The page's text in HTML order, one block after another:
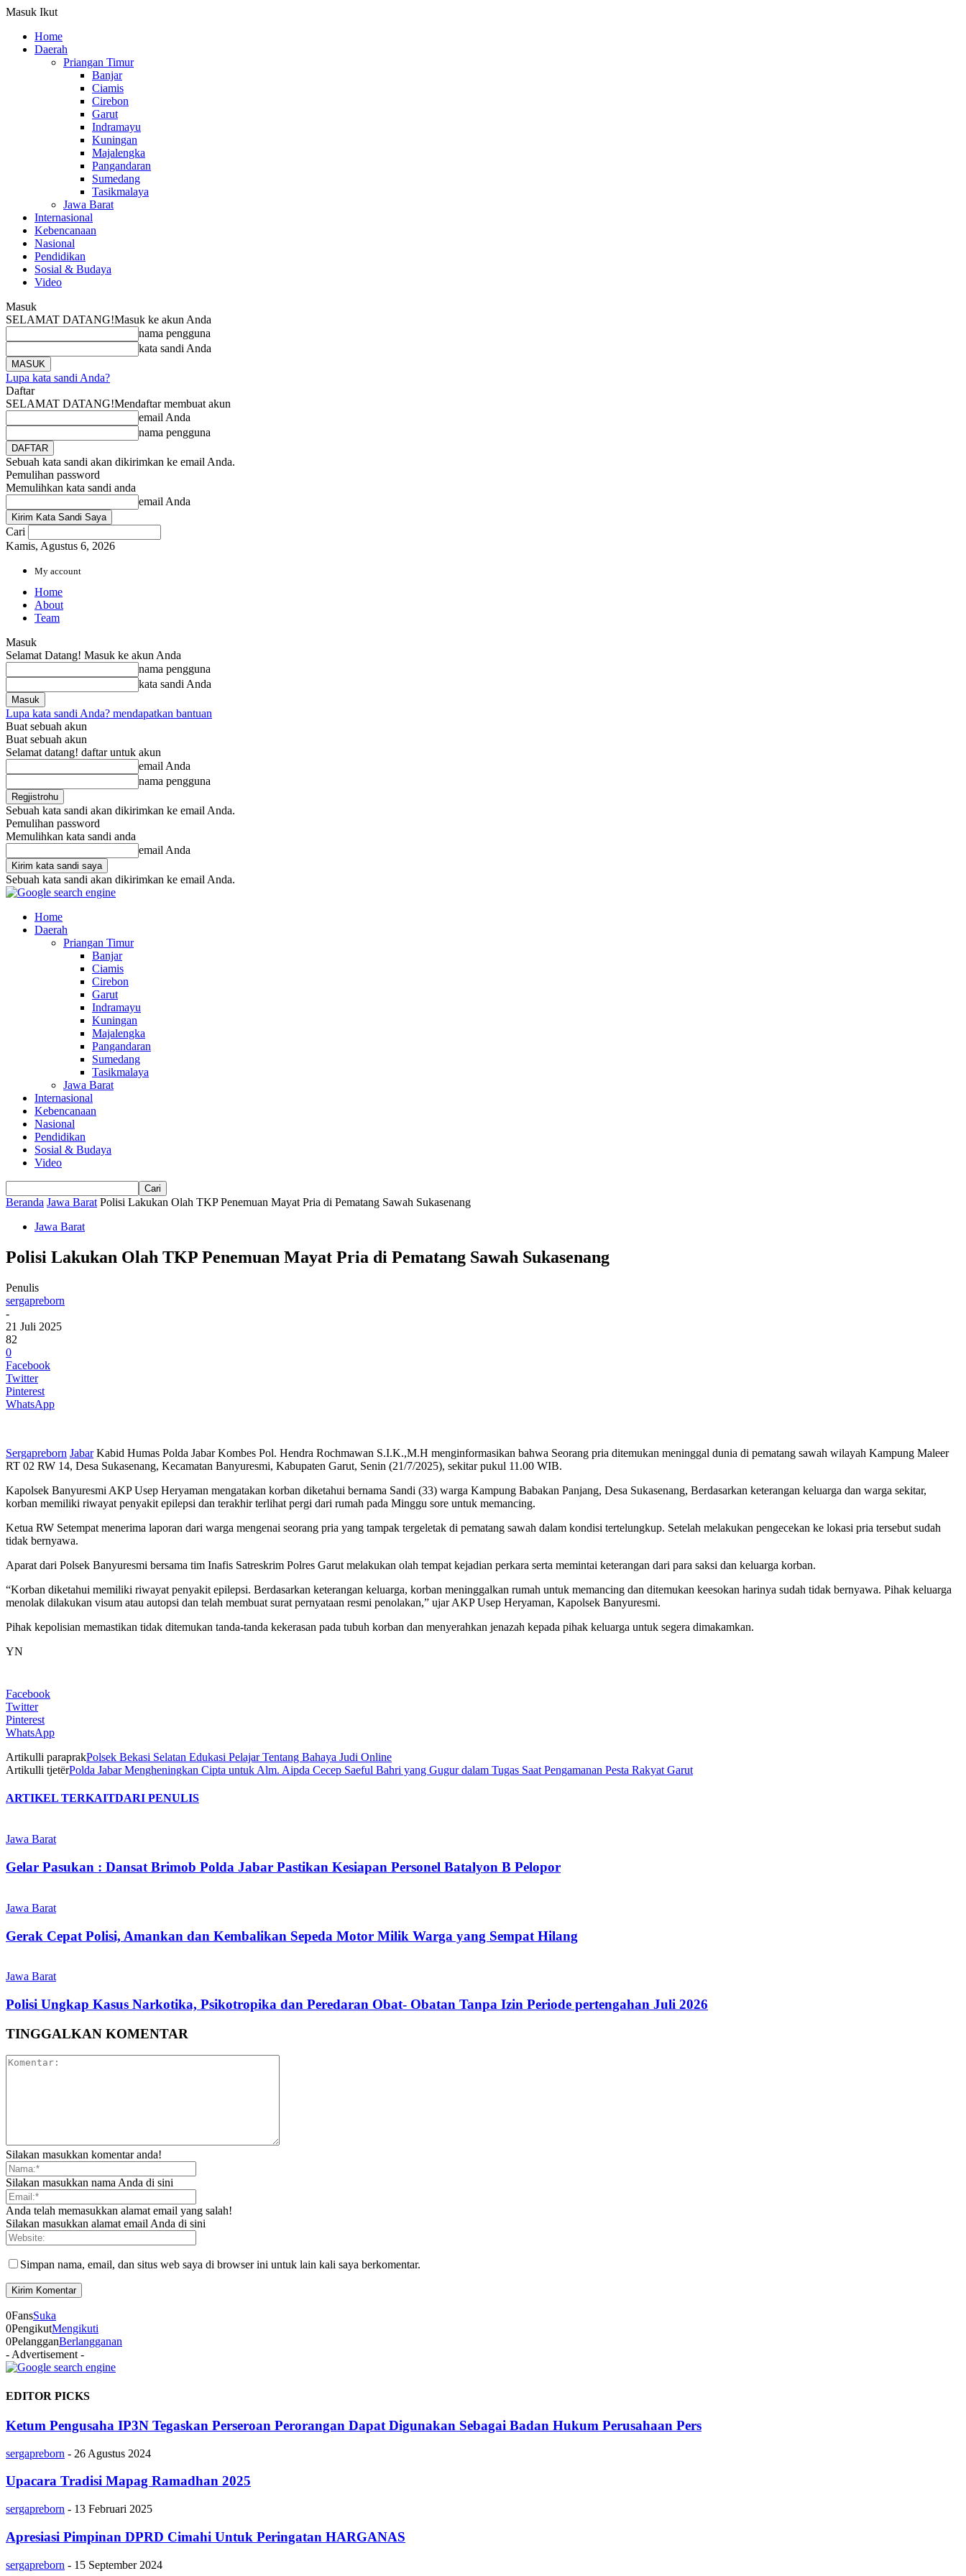
Masuk Ikut
Home
Daerah
Priangan Timur
Banjar
Ciamis
Cirebon
Garut
Indramayu
Kuningan
Majalengka
Pangandaran
Sumedang
Tasikmalaya
Jawa Barat
Internasional
Kebencanaan
Nasional
Pendidikan
Sosial & Budaya
Video
Masuk
SELAMAT DATANG!Masuk ke akun Anda
nama pengguna
kata sandi Anda
Lupa kata sandi Anda?
Daftar
SELAMAT DATANG!Mendaftar membuat akun
email Anda
nama pengguna
Sebuah kata sandi akan dikirimkan ke email Anda.
Pemulihan password
Memulihkan kata sandi anda
email Anda
Cari
Kamis, Agustus 6, 2026
My account
Home
About
Team
Masuk
Selamat Datang! Masuk ke akun Anda
nama pengguna
kata sandi Anda
Lupa kata sandi Anda? mendapatkan bantuan
Buat sebuah akun
Buat sebuah akun
Selamat datang! daftar untuk akun
email Anda
nama pengguna
Sebuah kata sandi akan dikirimkan ke email Anda.
Pemulihan password
Memulihkan kata sandi anda
email Anda
Sebuah kata sandi akan dikirimkan ke email Anda.
Home
Daerah
Priangan Timur
Banjar
Ciamis
Cirebon
Garut
Indramayu
Kuningan
Majalengka
Pangandaran
Sumedang
Tasikmalaya
Jawa Barat
Internasional
Kebencanaan
Nasional
Pendidikan
Sosial & Budaya
Video
Beranda Jawa Barat Polisi Lakukan Olah TKP Penemuan Mayat Pria di Pematang Sawah Sukasenang
Jawa Barat
Polisi Lakukan Olah TKP Penemuan Mayat Pria di Pematang Sawah Sukasenang
Penulis
sergapreborn
-
21 Juli 2025
82
0
Facebook
Twitter
Pinterest
WhatsApp
Sergapreborn JabarKabid Humas Polda Jabar Kombes Pol. Hendra Rochmawan S.I.K.,M.H menginformasikan bahwa Seorang pria ditemukan meninggal dunia di pematang sawah wilayah Kampung Maleer
RT 02 RW 14, Desa Sukasenang, Kecamatan Banyuresmi, Kabupaten Garut, Senin (21/7/2025), sekitar pukul 11.00 WIB.
Kapolsek Banyuresmi AKP Usep Heryaman mengatakan korban diketahui bernama Sandi (33) warga Kampung Babakan Panjang, Desa Sukasenang, Berdasarkan keterangan keluarga dan warga sekitar,
korban memiliki riwayat penyakit epilepsi dan terakhir terlihat pergi dari rumah pada Minggu sore untuk memancing.
Ketua RW Setempat menerima laporan dari warga mengenai seorang pria yang tampak tergeletak di pematang sawah dalam kondisi tertelungkup. Setelah melakukan pengecekan ke lokasi pria tersebut sudah
tidak bernyawa.
Aparat dari Polsek Banyuresmi bersama tim Inafis Satreskrim Polres Garut melakukan olah tempat kejadian perkara serta memintai keterangan dari para saksi dan keluarga korban.
“Korban diketahui memiliki riwayat penyakit epilepsi. Berdasarkan keterangan keluarga, korban meninggalkan rumah untuk memancing dan ditemukan keesokan harinya sudah tidak bernyawa. Pihak keluarga
menolak dilakukan visum atau autopsi dan telah membuat surat pernyataan resmi penolakan,” ujar AKP Usep Heryaman, Kapolsek Banyuresmi.
Pihak kepolisian memastikan tidak ditemukan tanda-tanda kekerasan pada tubuh korban dan menyerahkan jenazah kepada pihak keluarga untuk segera dimakamkan.
YN
Facebook
Twitter
Pinterest
WhatsApp
Artikulli paraprakPolsek Bekasi Selatan Edukasi Pelajar Tentang Bahaya Judi Online
Artikulli tjetërPolda Jabar Mengheningkan Cipta untuk Alm. Aipda Cecep Saeful Bahri yang Gugur dalam Tugas Saat Pengamanan Pesta Rakyat Garut
ARTIKEL TERKAITDARI PENULIS
Jawa Barat
Gelar Pasukan : Dansat Brimob Polda Jabar Pastikan Kesiapan Personel Batalyon B Pelopor
Jawa Barat
Gerak Cepat Polisi, Amankan dan Kembalikan Sepeda Motor Milik Warga yang Sempat Hilang
Jawa Barat
Polisi Ungkap Kasus Narkotika, Psikotropika dan Peredaran Obat- Obatan Tanpa Izin Periode pertengahan Juli 2026
TINGGALKAN KOMENTAR
Silakan masukkan komentar anda!
Silakan masukkan nama Anda di sini
Anda telah memasukkan alamat email yang salah!
Silakan masukkan alamat email Anda di sini
Simpan nama, email, dan situs web saya di browser ini untuk lain kali saya berkomentar.
0FansSuka
0PengikutMengikuti
0PelangganBerlangganan
- Advertisement -
EDITOR PICKS
Ketum Pengusaha IP3N Tegaskan Perseroan Perorangan Dapat Digunakan Sebagai Badan Hukum Perusahaan Pers
sergapreborn - 26 Agustus 2024
Upacara Tradisi Mapag Ramadhan 2025
sergapreborn - 13 Februari 2025
Apresiasi Pimpinan DPRD Cimahi Untuk Peringatan HARGANAS
sergapreborn - 15 September 2024